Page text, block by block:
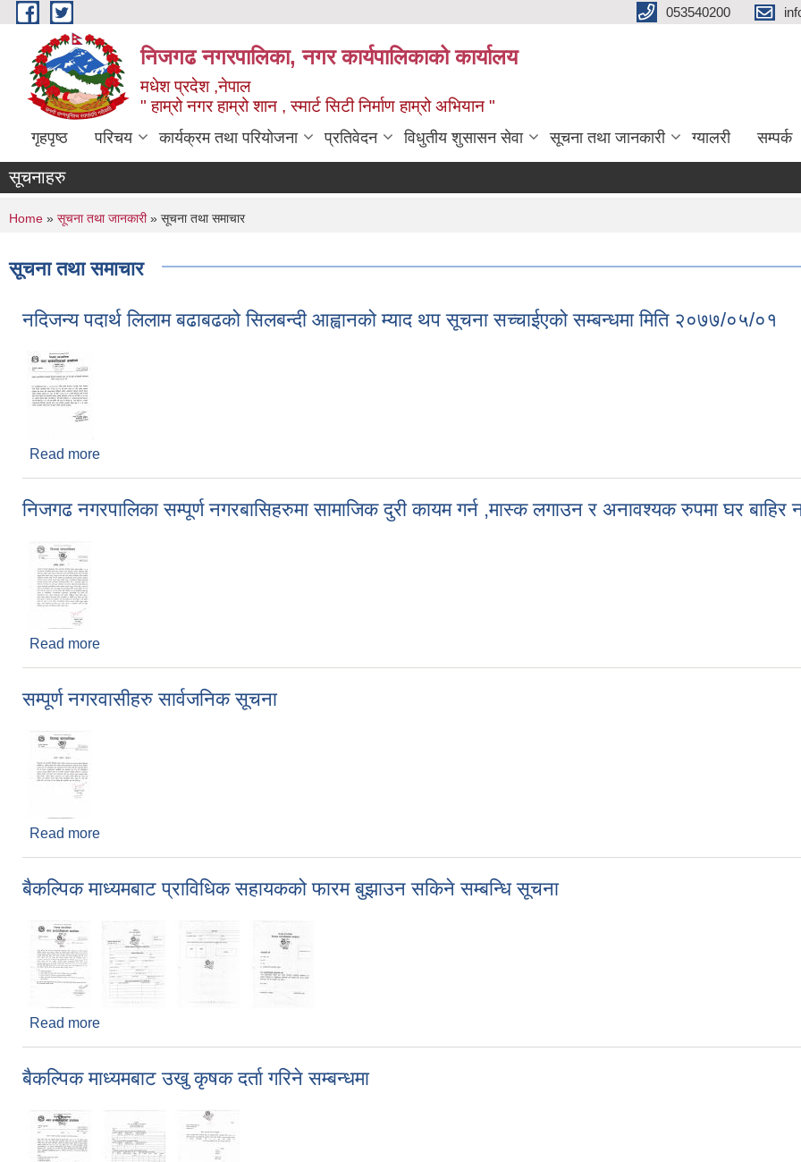
Skip to main content 053540200
निजगढ नगरपालिका, नगर कार्यपालिकाको कार्यालय
मधेश प्रदेश ,नेपाल
" हाम्रो नगर हाम्रो शान , स्मार्ट सिटी निर्माण हाम्रो अभियान "
गृहपृष्ठ परिचय कार्यक्रम तथा परियोजना प्रतिवेदन विधुतीय शुसासन सेवा सूचना तथा जानकारी ग्यालरी सम्पर्क
सूचनाहरु
You are here
Home » सूचना तथा जानकारी» सूचना तथा समाचार
सूचना तथा समाचार
नदिजन्य पदार्थ लिलाम बढाबढको सिलबन्दी आह्वानको म्याद थप सूचना सच्चाईएको सम्बन्धमा मिति २०७७/०५/०१
Read more
निजगढ नगरपालिका सम्पूर्ण नगरबासिहरुमा सामाजिक दुरी कायम गर्न ,मास्क लगाउन र अनावश्यक रुपमा घर बाहिर
Read more
सम्पूर्ण नगरवासीहरु सार्वजनिक सूचना
Read more
बैकल्पिक माध्यमबाट प्राविधिक सहायकको फारम बुझाउन सकिने सम्बन्धि सूचना
Read more
बैकल्पिक माध्यमबाट उखु कृषक दर्ता गरिने सम्बन्धमा